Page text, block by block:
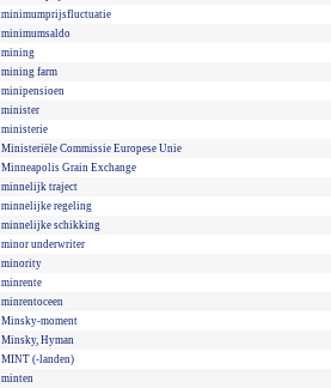
minimumprijsfluctuatie
minimumsaldo
mining
mining farm
minipensioen
minister
ministerie
Ministeriële Commissie Europese Unie
Minneapolis Grain Exchange
minnelijk traject
minnelijke regeling
minnelijke schikking
minor underwriter
minority
minrente
minrentoceen
Minsky-moment
Minsky, Hyman
MINT (-landen)
minten